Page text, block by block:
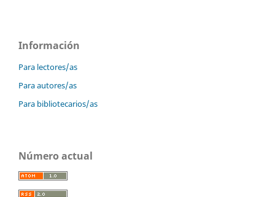
Información
Para lectores/as
Para autores/as
Para bibliotecarios/as
Número actual